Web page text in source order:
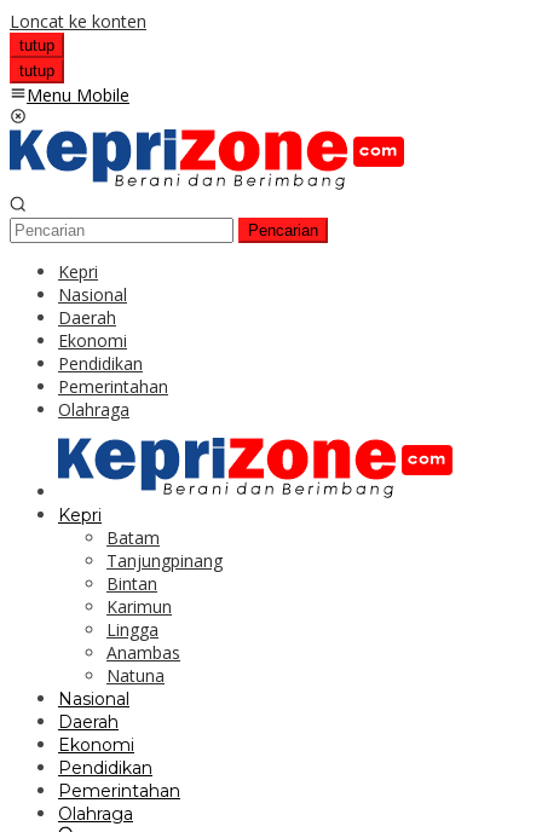
Loncat ke konten
tutup
tutup
Menu Mobile
Pencarian
Kepri
Nasional
Daerah
Ekonomi
Pendidikan
Pemerintahan
Olahraga
Kepri
Batam
Tanjungpinang
Bintan
Karimun
Lingga
Anambas
Natuna
Nasional
Daerah
Ekonomi
Pendidikan
Pemerintahan
Olahraga